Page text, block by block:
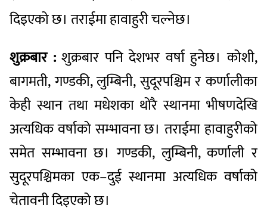
दिइएको छ। तराईमा हावाहुरी चल्नेछ।
शुक्रबार :शुक्रबार पनि देशभर वर्षा हुनेछ। कोशी,
बागमती, गण्डकी, लुम्बिनी, सुदूरपश्चिम र कर्णालीका
केही स्थान तथा मधेशका थोरै स्थानमा भीषणदेखि
अत्यधिक वर्षाको सम्भावना छ। तराईमा हावाहुरीको
समेत सम्भावना छ। गण्डकी, लुम्बिनी, कर्णाली र
सुदूरपश्चिमका एक–दुई स्थानमा अत्यधिक वर्षाको
चेतावनी दिइएको छ।